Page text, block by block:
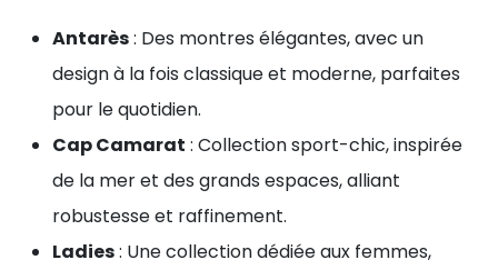
Antarès: Des montres élégantes, avec un
design à la fois classique et moderne, parfaites
pour le quotidien.
Cap Camarat : Collection sport-chic, inspirée
de la mer et des grands espaces, alliant
robustesse et raffinement.
Ladies: Une collection dédiée aux femmes,